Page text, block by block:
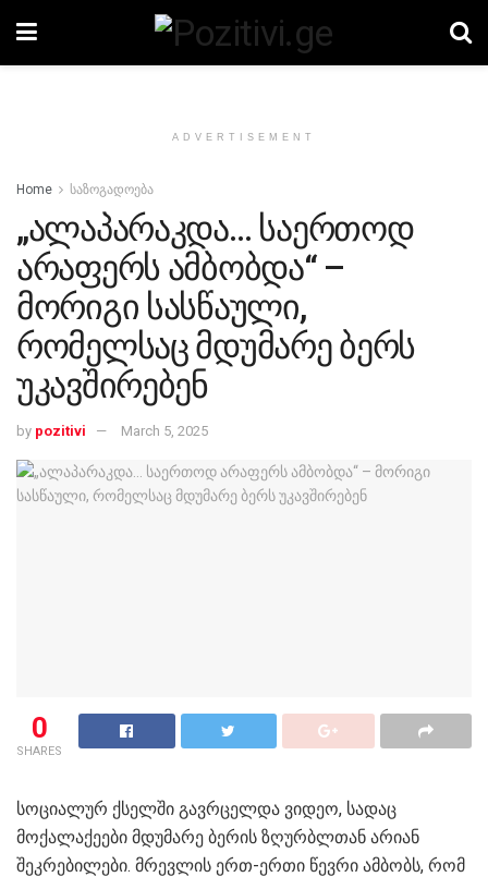
ADVERTISEMENT
Home საზოგადოება
„ალაპარაკდა… საერთოდ
არაფერს ამბობდა“ –
მორიგი სასწაული,
რომელსაც მდუმარე ბერს
უკავშირებენ
by pozitivi March 5, 2025
0
SHARES
სოციალურ ქსელში გავრცელდა ვიდეო, სადაც
მოქალაქეები მდუმარე ბერის ზღურბლთან არიან
შეკრებილები. მრევლის ერთ-ერთი წევრი ამბობს, რომ